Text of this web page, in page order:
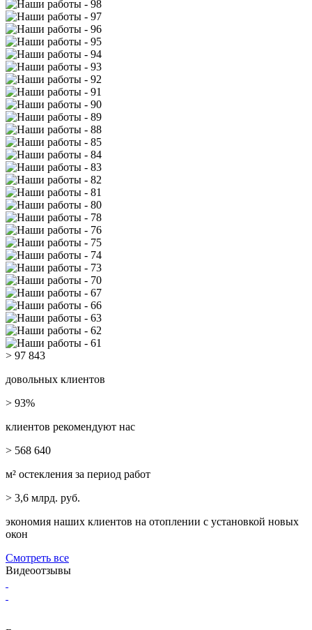
> 97 843
довольных клиентов
> 93%
клиентов рекомендуют нас
> 568 640
м² остекления за период работ
> 3,6 млрд. руб.
экономия наших клиентов на отоплении с установкой новых
окон
Смотреть все
Видеоотзывы